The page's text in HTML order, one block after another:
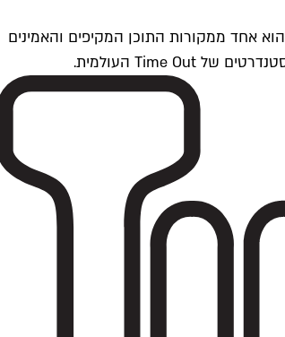
Time Outתל אביב הוא חלק מרשת Time Out Global — רשת מדיה בינלאומית הפועלת ב-360 ערים מרכזיות וב-60 מדינות ברחבי העולם. Time Out הוא אחד ממקורות התוכן המקיפים והאמינים